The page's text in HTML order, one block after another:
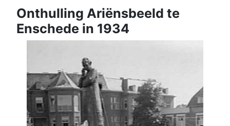
Onthulling Ariënsbeeld te
Enschede in 1934